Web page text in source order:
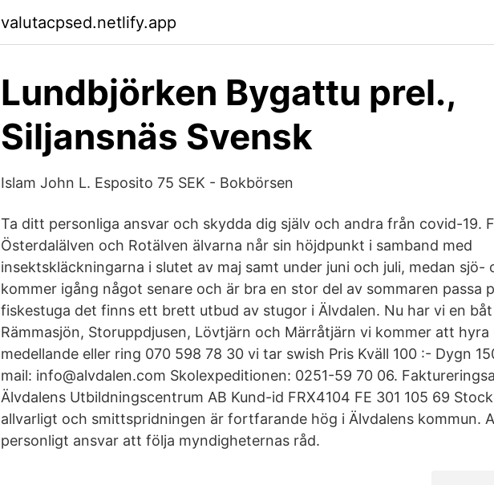
valutacpsed.netlify.app
Lundbjörken Bygattu prel.,
Siljansnäs Svensk
Islam John L. Esposito 75 SEK - Bokbörsen
Ta ditt personliga ansvar och skydda dig själv och andra från covid-19.
Österdalälven och Rotälven älvarna når sin höjdpunkt i samband med
insektskläckningarna i slutet av maj samt under juni och juli, medan sjö-
kommer igång något senare och är bra en stor del av sommaren passa
fiskestuga det finns ett brett utbud av stugor i Älvdalen. Nu har vi en
Rämmasjön, Storuppdjusen, Lövtjärn och Märråtjärn vi kommer att hyra
medellande eller ring 070 598 78 30 vi tar swish Pris Kväll 100 :- Dygn
mail: info@alvdalen.com Skolexpeditionen: 0251-59 70 06.
Älvdalens Utbildningscentrum AB Kund-id FRX4104 FE 301 105 69
allvarligt och smittspridningen är fortfarande hög i Älvdalens kommun.
personligt ansvar att följa myndigheternas råd.